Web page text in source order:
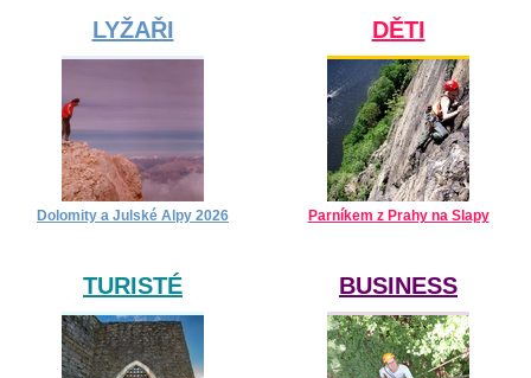
LYŽAŘI
Dolomity a Julské Alpy 2026
DĚTI
Parníkem z Prahy na Slapy
TURISTÉ BUSINESS